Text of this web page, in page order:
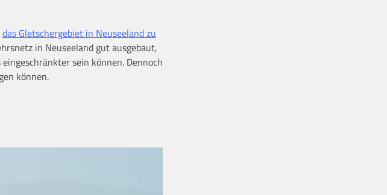
das Gletschergebiet in Neuseeland zu
in Neuseeland gut ausgebaut,
sein können. Dennoch
können.